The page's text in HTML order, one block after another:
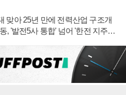
맞아 25년 만에 전력산업 구조개
, '발전5사 통합' 넘어 '한전 지주사'